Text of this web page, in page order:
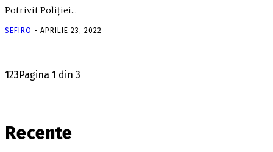
Potrivit Poliţiei...
SEFIRO - APRILIE 23, 2022
123Pagina 1 din 3
Recente